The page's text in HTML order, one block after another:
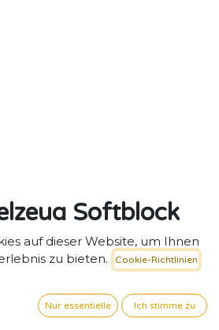
Softblock
helles
Set in hellen Pastelltönen –
und Therapieeinrichtungen.
auf dieser Website, um Ihnen
zu bieten.
Cookie-Richtlinien
Nur essentielle Ich stimme zu